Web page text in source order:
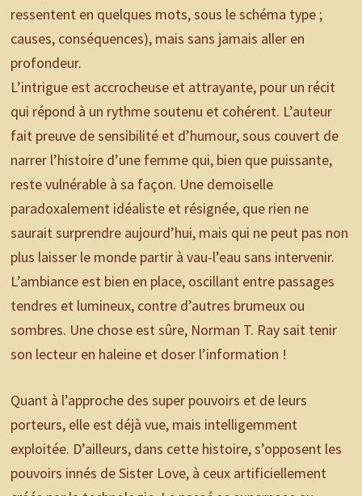
ressentent en quelques mots, sous le schéma type ;
causes, conséquences), mais sans jamais aller en
profondeur.
L’intrigue est accrocheuse et attrayante, pour un récit
qui répond à un rythme soutenu et cohérent. L’auteur
fait preuve de sensibilité et d’humour, sous couvert de
narrer l’histoire d’une femme qui, bien que puissante,
reste vulnérable à sa façon. Une demoiselle
paradoxalement idéaliste et résignée, que rien ne
saurait surprendre aujourd’hui, mais qui ne peut pas non
plus laisser le monde partir à vau-l’eau sans intervenir.
L’ambiance est bien en place, oscillant entre passages
tendres et lumineux, contre d’autres brumeux ou
sombres. Une chose est sûre, Norman T. Ray sait tenir
son lecteur en haleine et doser l’information !
Quant à l’approche des super pouvoirs et de leurs
porteurs, elle est déjà vue, mais intelligemment
exploitée. D’ailleurs, dans cette histoire, s’opposent les
pouvoirs innés de Sister Love, à ceux artificiellement